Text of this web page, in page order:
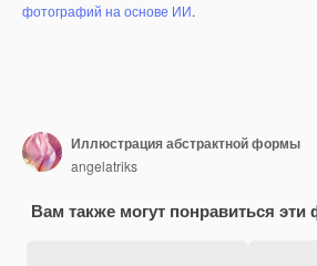
фотографий на основе ИИ.
Иллюстрация абстрактной формы
angelatriks
Вам также могут понравиться эти